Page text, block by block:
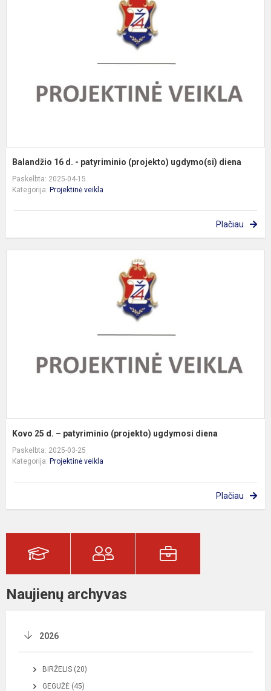
Balandžio 16 d. - patyriminio (projekto) ugdymo(si) diena
Paskelbta: 2025-04-15
Kategorija: Projektinė veikla
Plačiau
Kovo 25 d. – patyriminio (projekto) ugdymosi diena
Paskelbta: 2025-03-25
Kategorija: Projektinė veikla
Plačiau
Naujienų archyvas
2026
BIRŽELIS (20)
GEGUŽĖ (45)